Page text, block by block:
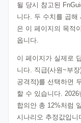
될 당시 참고된
니다. 두 수치를 곱해
은 이 페이지의 목적
옵니다.
이 페이지가 실제로
니다. 직급(사원~부
공격적)를 선택하면
할 수 있습니다.
합의안 총 12%처럼
시나리오 추정값입니